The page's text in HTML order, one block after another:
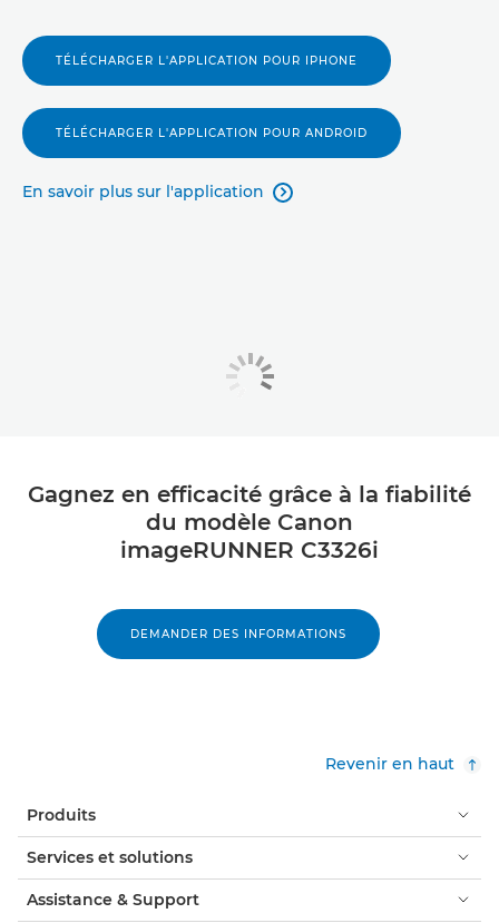
TÉLÉCHARGER L'APPLICATION POUR IPHONE
TÉLÉCHARGER L'APPLICATION POUR ANDROID
En savoir plus sur l'application 
Gagnez en efficacité grâce à la fiabilité
du modèle Canon
imageRUNNER C3326i
DEMANDER DES INFORMATIONS
Revenir en haut
Produits
Services et solutions
Assistance & Support